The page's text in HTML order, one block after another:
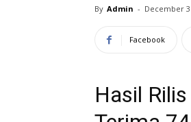
By Admin - December
Facebook
Hasil